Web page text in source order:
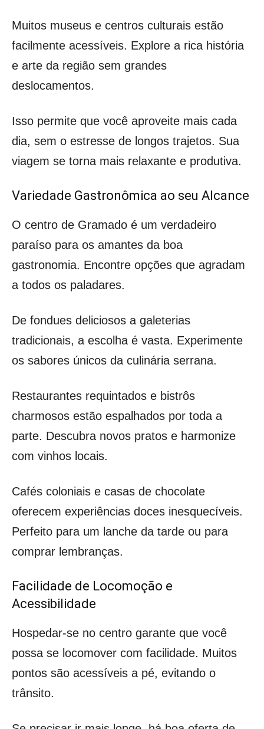
Muitos museus e centros culturais estão
facilmente acessíveis. Explore a rica história
e arte da região sem grandes
deslocamentos.
Isso permite que você aproveite mais cada
dia, sem o estresse de longos trajetos. Sua
viagem se torna mais relaxante e produtiva.
Variedade Gastronômica ao seu Alcance
O centro de Gramado é um verdadeiro
paraíso para os amantes da boa
gastronomia. Encontre opções que agradam
a todos os paladares.
De fondues deliciosos a galeterias
tradicionais, a escolha é vasta. Experimente
os sabores únicos da culinária serrana.
Restaurantes requintados e bistrôs
charmosos estão espalhados por toda a
parte. Descubra novos pratos e harmonize
com vinhos locais.
Cafés coloniais e casas de chocolate
oferecem experiências doces inesquecíveis.
Perfeito para um lanche da tarde ou para
comprar lembranças.
Facilidade de Locomoção e
Acessibilidade
Hospedar-se no centro garante que você
possa se locomover com facilidade. Muitos
pontos são acessíveis a pé, evitando o
trânsito.